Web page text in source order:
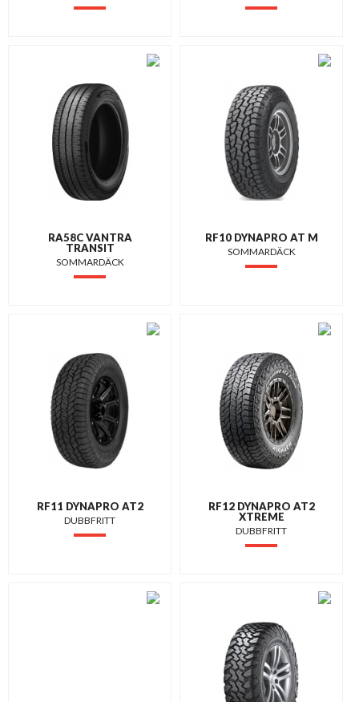
RA58C VANTRA
TRANSIT
SOMMARDÄCK
RF10 DYNAPRO AT M
SOMMARDÄCK
RF11 DYNAPRO AT2
DUBBFRITT
RF12 DYNAPRO AT2
XTREME
DUBBFRITT